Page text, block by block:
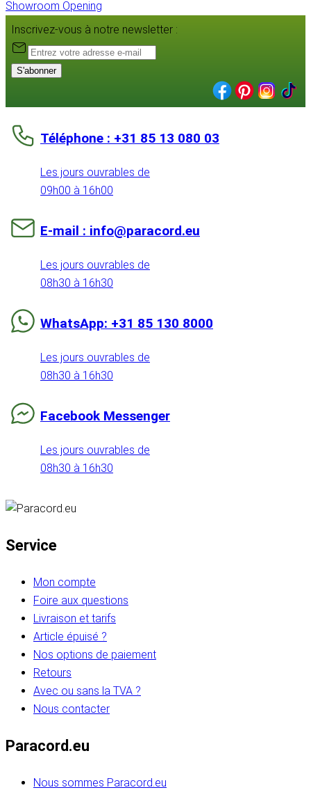
Showroom Opening
Inscrivez-vous à notre newsletter :
S'abonner
Téléphone : +31 85 13 080 03
Les jours ouvrables de
09h00 à 16h00
E-mail : info@paracord.eu
Les jours ouvrables de
08h30 à 16h30
WhatsApp: +31 85 130 8000
Les jours ouvrables de
08h30 à 16h30
Facebook Messenger
Les jours ouvrables de
08h30 à 16h30
Service
Mon compte
Foire aux questions
Livraison et tarifs
Article épuisé ?
Nos options de paiement
Retours
Avec ou sans la TVA ?
Nous contacter
Paracord.eu
Nous sommes Paracord.eu